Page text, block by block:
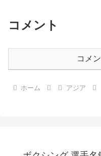
コメント
コメ
ホーム アジア